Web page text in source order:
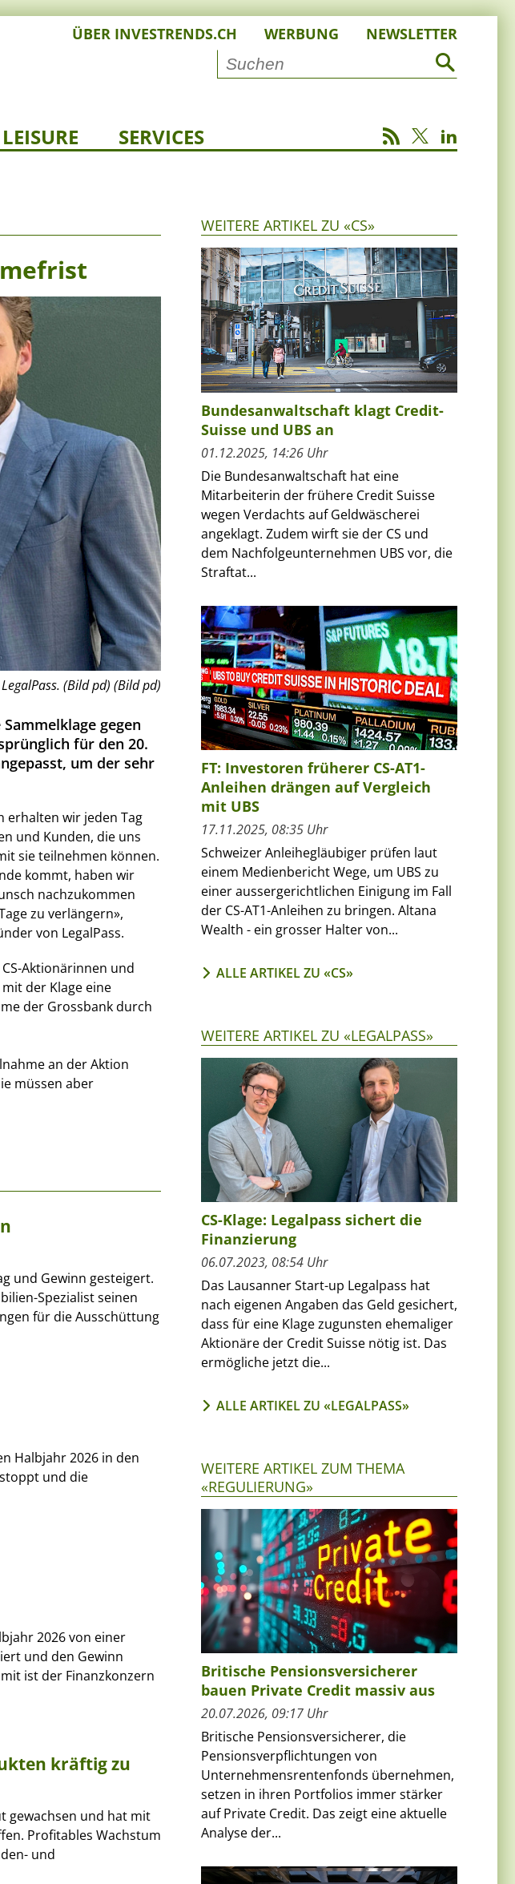
ÜBER INVESTRENDS.CH WERBUNG NEWSLETTER
LEISURE SERVICES
(Bild pd) (Bild pd)
gegen
für den 20.
um der sehr
erhalten wir jeden Tag
und Kunden, die uns
sie teilnehmen können.
kommt, haben wir
nachzukommen
zu verlängern»,
von LegalPass.
Aktionärinnen und
der Klage eine
der Grossbank durch
an der Aktion
müssen aber
und Gewinn gesteigert.
Spezialist seinen
für die Ausschüttung
Halbjahr 2026 in den
und die
2026 von einer
und den Gewinn
ist der Finanzkonzern
kräftig zu
gewachsen und hat mit
Profitables Wachstum
und
WEITERE ARTIKEL ZU «CS»
Bundesanwaltschaft klagt Credit-
Suisse und UBS an
01.12.2025, 14:26 Uhr
Die Bundesanwaltschaft hat eine
Mitarbeiterin der frühere Credit Suisse
wegen Verdachts auf Geldwäscherei
angeklagt. Zudem wirft sie der CS und
dem Nachfolgeunternehmen UBS vor, die
Straftat...
FT: Investoren früherer CS-AT1-
Anleihen drängen auf Vergleich
mit UBS
17.11.2025, 08:35 Uhr
Schweizer Anleihegläubiger prüfen laut
einem Medienbericht Wege, um UBS zu
einer aussergerichtlichen Einigung im Fall
der CS-AT1-Anleihen zu bringen. Altana
Wealth - ein grosser Halter von...
ALLE ARTIKEL ZU «CS»
WEITERE ARTIKEL ZU «LEGALPASS»
CS-Klage: Legalpass sichert die
Finanzierung
06.07.2023, 08:54 Uhr
Das Lausanner Start-up Legalpass hat
nach eigenen Angaben das Geld gesichert,
dass für eine Klage zugunsten ehemaliger
Aktionäre der Credit Suisse nötig ist. Das
ermögliche jetzt die...
ALLE ARTIKEL ZU «LEGALPASS»
WEITERE ARTIKEL ZUM THEMA
«REGULIERUNG»
Britische Pensionsversicherer
bauen Private Credit massiv aus
20.07.2026, 09:17 Uhr
Britische Pensionsversicherer, die
Pensionsverpflichtungen von
Unternehmensrentenfonds übernehmen,
setzen in ihren Portfolios immer stärker
auf Private Credit. Das zeigt eine aktuelle
Analyse der...